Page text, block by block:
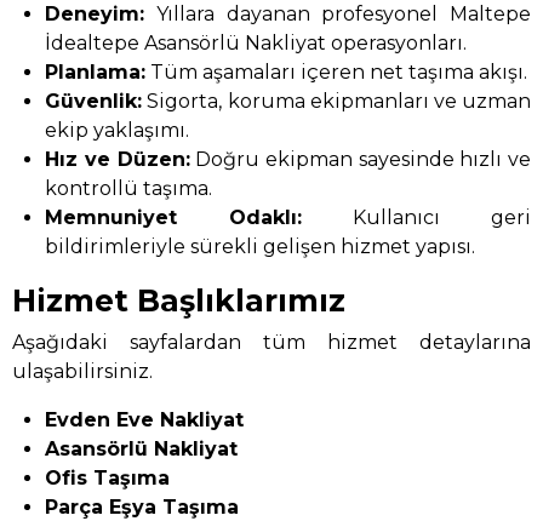
Deneyim: Yıllara dayanan profesyonel Maltepe
İdealtepe Asansörlü Nakliyat operasyonları.
Planlama: Tüm aşamaları içeren net taşıma akışı.
Güvenlik: Sigorta, koruma ekipmanları ve uzman
ekip yaklaşımı.
Hız ve Düzen:Doğru ekipman sayesinde hızlı ve
kontrollü taşıma.
Memnuniyet Odaklı: Kullanıcı geri
bildirimleriyle sürekli gelişen hizmet yapısı.
Hizmet Başlıklarımız
Aşağıdaki sayfalardan tüm hizmet detaylarına
ulaşabilirsiniz.
Evden Eve Nakliyat
Asansörlü Nakliyat
Ofis Taşıma
Parça Eşya Taşıma